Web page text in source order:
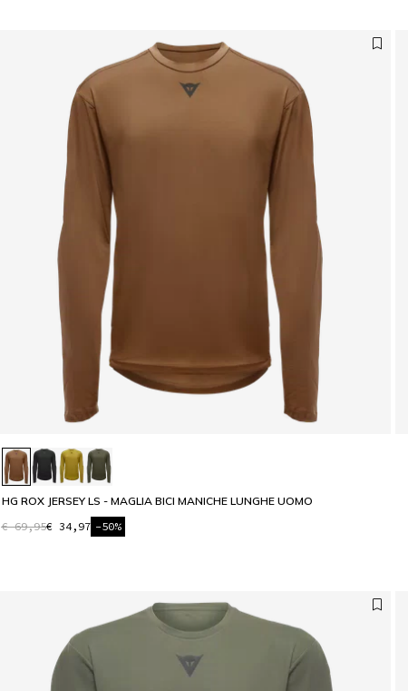
HG ROX JERSEY LS - MAGLIA BICI MANICHE LUNGHE UOMO
€ 69,95€ 34,97 -50%